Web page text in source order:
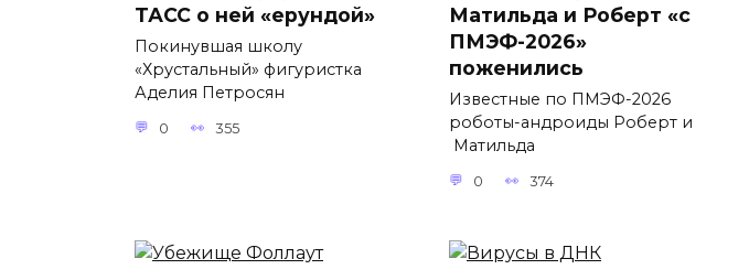
ТАСС о ней «ерундой»
Покинувшая школу
«Хрустальный» фигуристка
Аделия Петросян
0 355
Матильда и Роберт «с
ПМЭФ-2026»
поженились
Известные по ПМЭФ-2026
роботы-андроиды Роберт и
Матильда
0 374